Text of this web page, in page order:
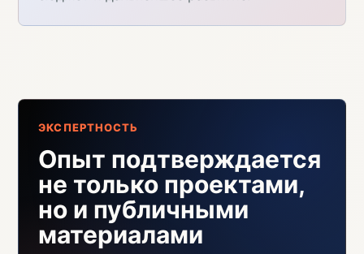
ЭКСПЕРТНОСТЬ
Опыт подтверждается
не только проектами,
но и публичными
материалами